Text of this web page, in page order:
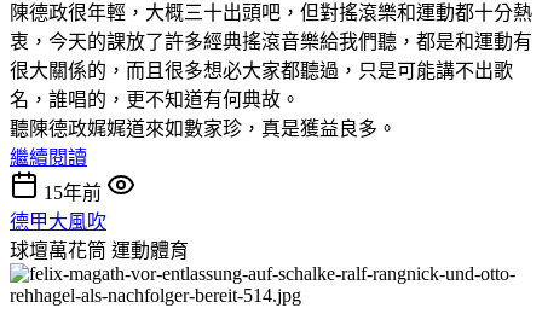
陳德政很年輕，大概三十出頭吧，但對搖滾樂和運動都十分熱
衷，今天的課放了許多經典搖滾音樂給我們聽，都是和運動有
很大關係的，而且很多想必大家都聽過，只是可能講不出歌
名，誰唱的，更不知道有何典故。
聽陳德政娓娓道來如數家珍，真是獲益良多。
繼續閱讀
15年前
德甲大風吹
球壇萬花筒 運動體育